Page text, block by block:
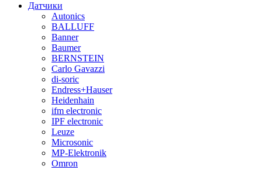
Датчики
Autonics
BALLUFF
Banner
Baumer
BERNSTEIN
Carlo Gavazzi
di-soric
Endress+Hauser
Heidenhain
ifm electronic
IPF electronic
Leuze
Microsonic
MP-Elektronik
Omron